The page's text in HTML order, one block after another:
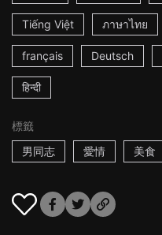
Tiếng Việt ภาษาไทย
français Deutsch
हिन्दी
標籤
男同志
愛情 美食